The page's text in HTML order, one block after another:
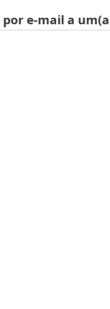
e-mail a